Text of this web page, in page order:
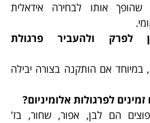
אותו לבחירה אידאלית
לפרק ולהעביר פרגולת
במיוחד אם הותקנה בצורה יבילה
לפרגולות אלומיניום?
הם לבן, אפור, שחור, בז'